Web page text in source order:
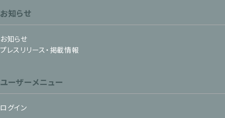
お知らせ
お知らせ
プレスリリース・掲載情報
ユーザーメニュー
ログイン